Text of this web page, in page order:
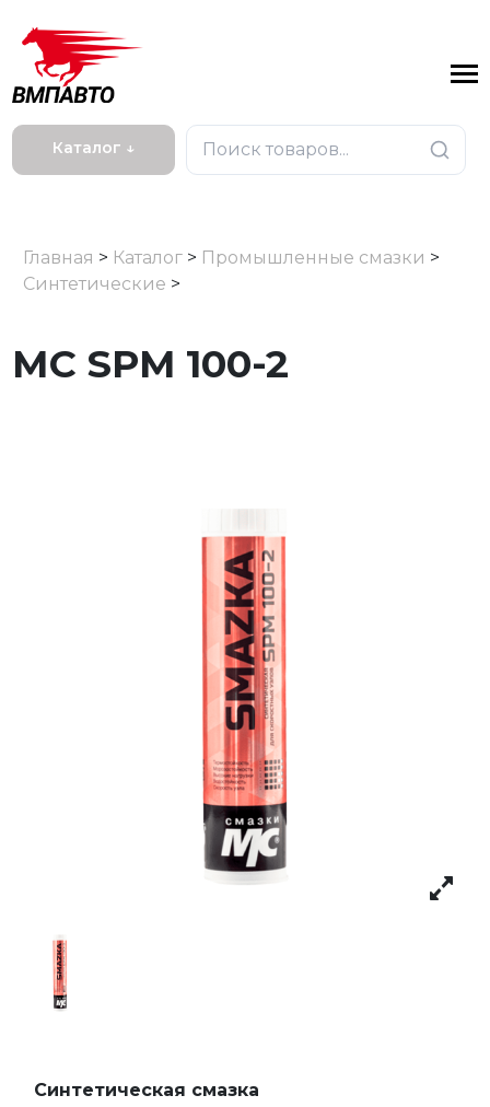
Каталог ↓
Главная > Каталог > Промышленные смазки >
Синтетические >
МС SPM 100-2
Синтетическая смазка